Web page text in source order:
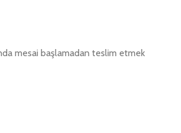
mesai başlamadan teslim etmek